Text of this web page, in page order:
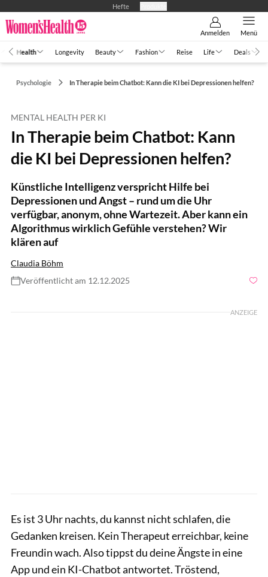
Hefte
Anmelden Menü
Health Longevity Beauty Fashion Reise Life Deals
Psychologie In Therapie beim Chatbot: Kann die KI bei Depressionen helfen?
MENTAL HEALTH PER KI
In Therapie beim Chatbot: Kann
die KI bei Depressionen helfen?
Künstliche Intelligenz verspricht Hilfe bei
Depressionen und Angst – rund um die Uhr
verfügbar, anonym, ohne Wartezeit. Aber kann ein
Algorithmus wirklich Gefühle verstehen? Wir
klären auf
Claudia Böhm
Veröffentlicht am 12.12.2025
ANZEIGE
Es ist 3 Uhr nachts, du kannst nicht schlafen, die
Gedanken kreisen. Kein Therapeut erreichbar, keine
Freundin wach. Also tippst du deine Ängste in eine
App und ein KI-Chatbot antwortet. Tröstend,